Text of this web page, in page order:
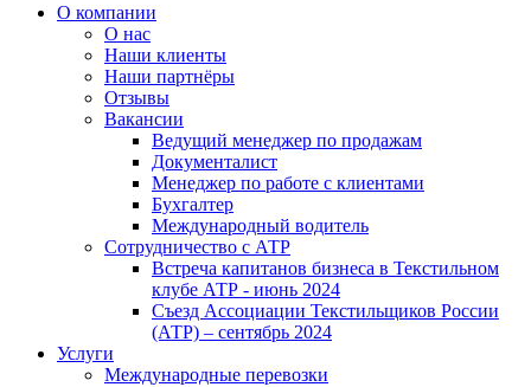
О компании
О нас
Наши клиенты
Наши партнёры
Отзывы
Вакансии
Ведущий менеджер по продажам
Документалист
Менеджер по работе с клиентами
Бухгалтер
Международный водитель
Сотрудничество с АТР
Встреча капитанов бизнеса в Текстильном
клубе АТР - июнь 2024
Съезд Ассоциации Текстильщиков России
(АТР) – сентябрь 2024
Услуги
Международные перевозки